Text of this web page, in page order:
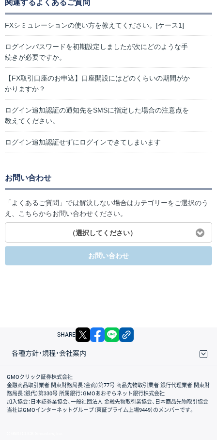
関連するよくあるご質問
FXシミュレーションの使い方を教えてください。[ケース1]
ログインパスワードを初期設定しましたが次にどのような手
続きが必要ですか。
【FX取引口座のお申込】口座開設にはどのくらいの期間がか
かりますか？
ログイン追加認証の通知先をSMSに指定した場合の注意点を
教えてください。
ログイン追加認証せずにログインできてしまいます
お問い合わせ
「よくあるご質問」では解決しない場合はカテゴリーをご選択のう
え、こちらからお問い合わせください。
（選択してください）
お問い合わせ
SHARE X facebook
各種方針・規程・会社案内
取引規程・約款
サイトマップ
その他のご案内
個人情報保護方針
最良執行方針
サイトのご利用について
ディスクレイマー
信託保全
リスク説明
会社案内
GMOクリック証券株式会社
金融商品取引業者 関東財務局長（金商）第77号 商品先物取引業者 銀行代理業者 関東財
務局長（銀代）第330号 所属銀行：GMOあおぞらネット銀行株式会社
加入協会：日本証券業協会、一般社団法人 金融先物取引業協会、日本商品先物取引協会
当社はGMOインターネットグループ（東証プライム上場9449）のメンバーです。